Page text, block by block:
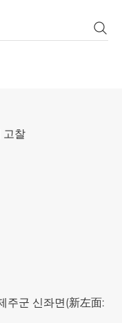
고찰
주군 신좌면(新左面: